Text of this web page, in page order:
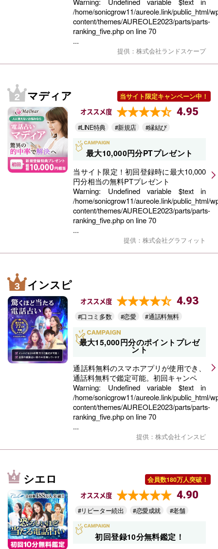
/home/sonicgrow11/aureole.link/public_html/
content/themes/AUREOLE2023/parts/parts-
ranking_five.phpon line70
...
提供：株式会社ランドスケープ
マディア 当サイト限定キャンペーン中！
オススメ度 4.95
#LINE特典 #新規店 #縁結び
最大10,000円分PTプレゼント
当サイト限定！初回登録時に最大10,000
円分相当の無料PTプレゼント
Warning: Undefined variable $text in
/home/sonicgrow11/aureole.link/public_html/
content/themes/AUREOLE2023/parts/parts-
ranking_five.phpon line70
...
提供：株式会社グラフィット
インスピ
オススメ度 4.93
#口コミ多数 #恋愛 #通話料無料
最大15,000円分のポイントプレゼ
ント
通話料無料のスマホアプリが使用でき、
通話料無料で鑑定可能。初回キャンペ
Warning: Undefined variable $text in
/home/sonicgrow11/aureole.link/public_html/
content/themes/AUREOLE2023/parts/parts-
ranking_five.phpon line70
...
提供：株式会社インスピ
シエロ 会員数180万人突破！
オススメ度 4.90
#リピーター続出 #恋愛成就 #老舗
初回登録10分無料鑑定！